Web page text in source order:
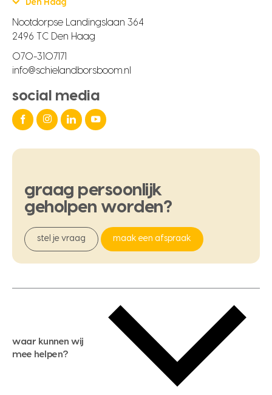
Den Haag
Nootdorpse Landingslaan 364
2496 TC Den Haag
070-3107171
info@schielandborsboom.nl
social media
graag persoonlijk
geholpen worden?
stel je vraag maak een afspraak
waar kunnen wij
mee helpen?